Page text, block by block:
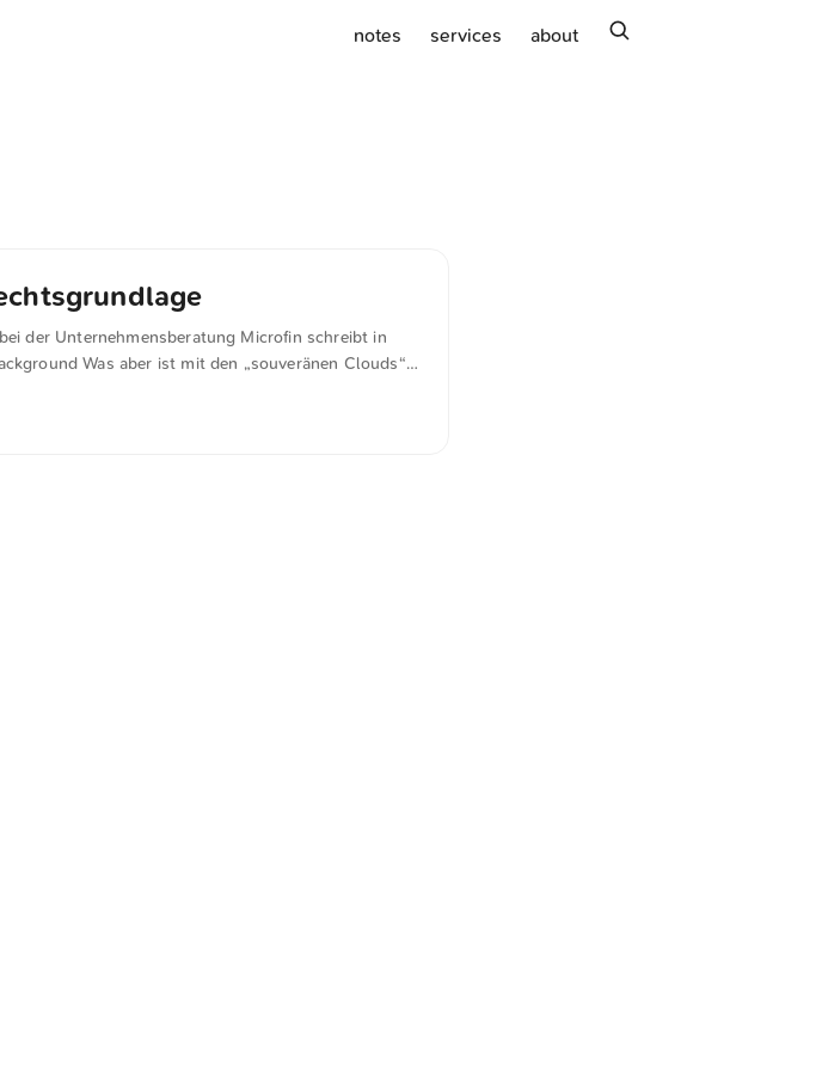
notes services about
der Unternehmensberatung Microfin schreibt in
Was aber ist mit den „souveränen Clouds“
einer Aufkündigung des TDPF durch die USA.